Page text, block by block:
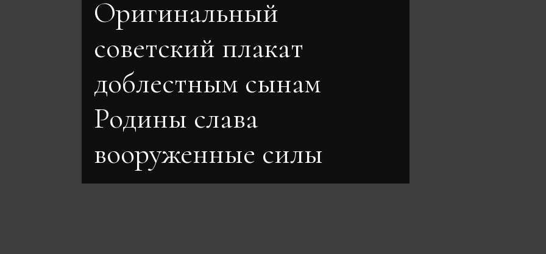
Оригинальный
советский плакат
доблестным сынам
Родины слава
вооруженные силы